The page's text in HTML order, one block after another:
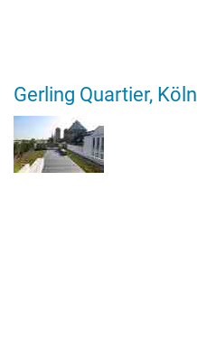
Gerling Quartier, Köln